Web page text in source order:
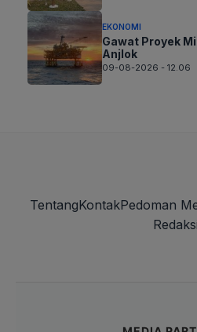
EKONOMI
Gawat Proyek
Anjlok
09-08-2026 - 12.06
TentangKontakPedoman
Redaksi